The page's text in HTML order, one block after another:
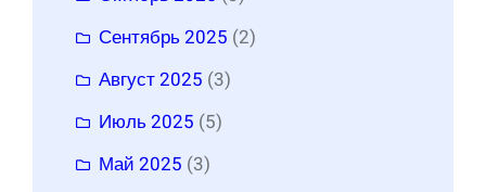
Сентябрь 2025 (2)
Август 2025 (3)
Июль 2025 (5)
Май 2025 (3)